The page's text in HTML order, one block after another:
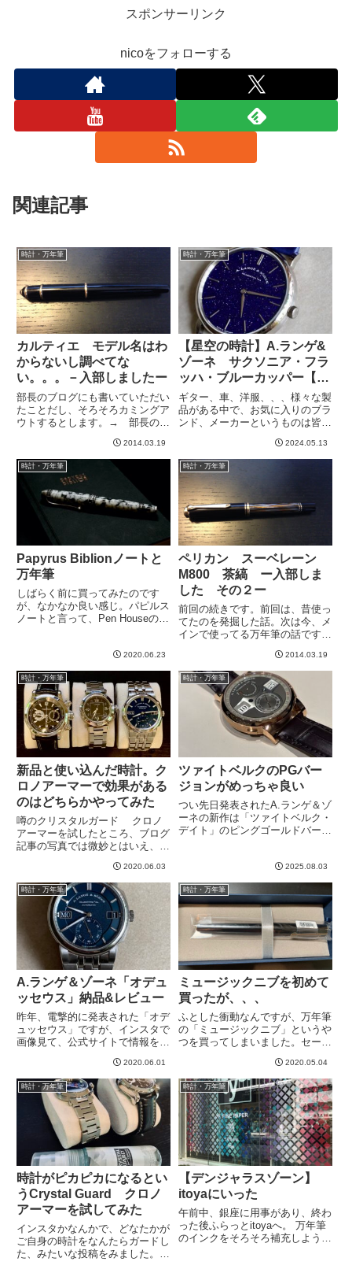
スポンサーリンク
nicoをフォローする
関連記事
時計・万年筆
カルティエ モデル名はわ
からないし調べてな
い。。。－入部しましたー
部長のブログにも書いていただい
たことだし、そろそろカミングア
ウトするとします。→ 部長のブ
ww正確には再入部です。一度、
練習についていけずにやめたので
すが、もう一回がんばろう、と思
って。ここでやめたら、何にも
2014.03.19
時計・万年筆
【星空の時計】A.ランゲ&
ゾーネ サクソニア・フラ
ッハ・ブルーカッパー【ア
ヴェンチュリン】
ギター、車、洋服、、、様々な製
品がある中で、お気に入りのブラ
ンド、メーカーというものは皆さ
と時計に関して言うと、私はドイ
ツのA.ランゲ＆ゾーネというメー
カーがダントツのお気に入りでし
て、このたび、サクソニア・フ...
2024.05.13
時計・万年筆
Papyrus Biblionノートと
万年筆
しばらく前に買ってみたのです
が、なかなか良い感じ。パピルス
ノートと言って、Pen Houseのオ
て分厚いノートだったのですが、
このBiblionのほうは聖書サイズと
いうのでしょうか...
2020.06.23
時計・万年筆
ペリカン スーベレーン
M800 茶縞 ー入部しま
した その２ー
前回の続きです。前回は、昔使っ
てたのを発掘した話。次は今、メ
インで使ってる万年筆の話です。
M800というモデルです。実はこ
れ、、、部長（よっしーさん）の
真似ですwwwもともと、この万
年筆を知ったのは、Club ...
2014.03.19
時計・万年筆
新品と使い込んだ時計。ク
ロノアーマーで効果がある
のはどちらかやってみた
噂のクリスタルガード クロノ
アーマーを試したところ、ブログ
記事の写真では微妙とはいえ、実
ました。これは新品の時計に施し
たら、さぞやピカピカになり、か
つスリ傷も防いでくれて最強なん
じゃないか、、、と思いまして
2020.06.03
時計・万年筆
ツァイトベルクのPGバー
ジョンがめっちゃ良い
つい先日発表されたA.ランゲ＆ゾ
ーネの新作は「ツァイトベルク・
デイト」のピングゴールドバージ
す！！！！！ツァイトベルク・ス
トライキングタイムが憧れですが
２つの弱点があるもともと、ツァ
イトベ...
2025.08.03
時計・万年筆
A.ランゲ＆ゾーネ「オデュ
ッセウス」納品&レビュー
昨年、電撃的に発表された「オデ
ュッセウス」ですが、インスタで
画像見て、公式サイトで情報を集
かったのですが、めでたく購入・
納品となりました。A.Lange &
Sohne （ランゲ＆ゾーネ）とは
機械式時計といえば...
2020.06.01
時計・万年筆
ミュージックニブを初めて
買ったが、、、
ふとした衝動なんですが、万年筆
の「ミュージックニブ」というや
つを買ってしまいました。セーラ
らいでした。ヤングプロフィッ
ト ブラック ミュージックとい
うやつです。横線が太く縦線が細
くなりやすいんだっけな？カリグ
ラ...
2020.05.04
時計・万年筆
時計がピカピカになるとい
うCrystal Guard クロノ
アーマーを試してみた
インスタかなんかで、どなたかが
ご自身の時計をなんたらガードし
た、みたいな投稿をみました。も
時計・万年筆
【デンジャラスゾーン】
itoyaにいった
午前中、銀座に用事があり、終わ
った後ふらっとitoyaへ。 万年筆
のインクをそろそろ補充しようと